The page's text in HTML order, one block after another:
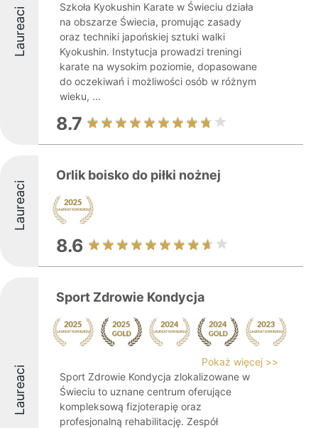
Laureaci
Szkoła Kyokushin Karate w Świeciu działa
na obszarze Świecia, promując zasady
oraz techniki japońskiej sztuki walki
Kyokushin. Instytucja prowadzi treningi
karate na wysokim poziomie, dopasowane
do oczekiwań i możliwości osób w różnym
wieku, ...
8.7
Laureaci
Orlik boisko do piłki nożnej
8.6
Laureaci
Sport Zdrowie Kondycja
Pokaż więcej >>
Sport Zdrowie Kondycja zlokalizowane w
Świeciu to uznane centrum oferujące
kompleksową fizjoterapię oraz
profesjonalną rehabilitację. Zespół